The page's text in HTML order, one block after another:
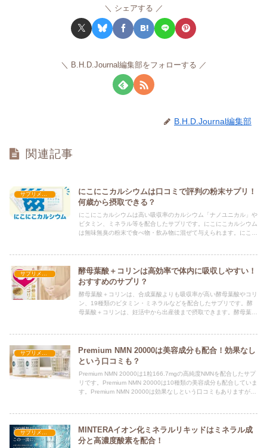
シェアする
B.H.D.Journal編集部をフォローする
B.H.D.Journal編集部
関連記事
サプリメント
にこにこカルシウムは口コミで評判の粉末サプリ！
何歳から摂取できる？
にこにこカルシウムは高い吸収率のカルシウム「ナノユニカル」や
ビタミン、ミネラル等を配合したサプリです。にこにこカルシウム
は無味無臭の粉末で食べ物・飲み物に混ぜて与えられます。にこに
酵母葉酸＋コリンは高効率で体内に吸収しやすい！
おすすめのサプリ？
酵母葉酸＋コリンは、合成葉酸よりも吸収率が高い酵母葉酸やコリ
ン、19種類のビタミン・ミネラルなどを配合したサプリです。酵
母葉酸＋コリンは、妊活中から出産後まで摂取できます。酵母葉酸
Premium NMN 20000は美容成分も配合！効果なし
という口コミも？
Premium NMN 20000は1粒166.7mgの高純度NMNを配合したサプ
リです。Premium NMN 20000は10種類の美容成分も配合していま
す。Premium NMN 20000は効果なしという口コミもありますが、
MINTERAイオン化ミネラルリキッドはミネラル成
分と高濃度酸素を配合！